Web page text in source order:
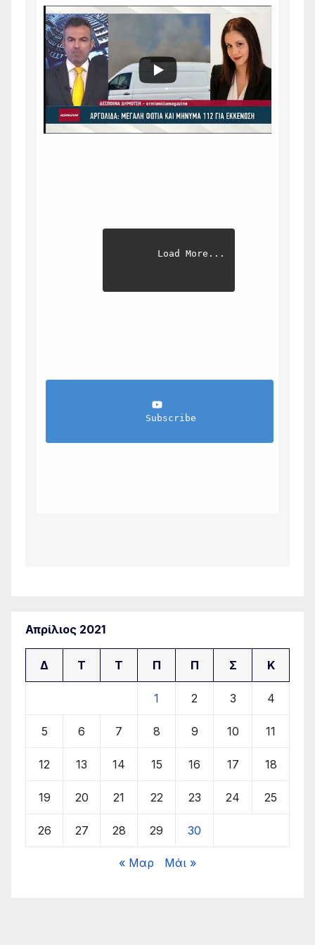
Load More...
                Subscribe
Απρίλιος 2021
Δ Τ Τ Π Π Σ Κ
1 2 3 4
5 6 7 8 9 10 11
12 13 14 15 16 17 18
19 20 21 22 23 24 25
26 27 28 29 30
« Μαρ Μάι »